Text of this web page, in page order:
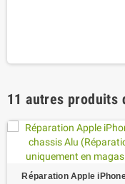
11 autres produits
Réparation Apple